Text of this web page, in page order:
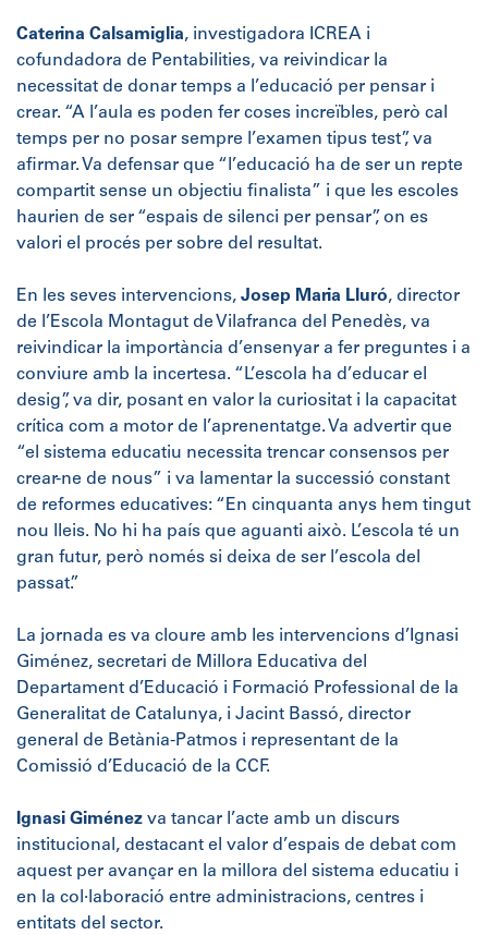
Caterina Calsamiglia, investigadora ICREA i
cofundadora de Pentabilities, va reivindicar la
necessitat de donar temps a l’educació per pensar i
crear. “A l’aula es poden fer coses increïbles, però cal
temps per no posar sempre l’examen tipus test”, va
afirmar. Va defensar que “l’educació ha de ser un repte
compartit sense un objectiu finalista” i que les escoles
haurien de ser “espais de silenci per pensar”, on es
valori el procés per sobre del resultat.
En les seves intervencions, Josep Maria Lluró, director
de l’Escola Montagut de Vilafranca del Penedès, va
reivindicar la importància d’ensenyar a fer preguntes i a
conviure amb la incertesa. “L’escola ha d’educar el
desig”, va dir, posant en valor la curiositat i la capacitat
crítica com a motor de l’aprenentatge. Va advertir que
“el sistema educatiu necessita trencar consensos per
crear-ne de nous” i va lamentar la successió constant
de reformes educatives: “En cinquanta anys hem tingut
nou lleis. No hi ha país que aguanti això. L’escola té un
gran futur, però només si deixa de ser l’escola del
passat.”
La jornada es va cloure amb les intervencions d’Ignasi
Giménez, secretari de Millora Educativa del
Departament d’Educació i Formació Professional de la
Generalitat de Catalunya, i Jacint Bassó, director
general de Betània-Patmos i representant de la
Comissió d’Educació de la CCF.
Ignasi Giménez va tancar l’acte amb un discurs
institucional, destacant el valor d’espais de debat com
aquest per avançar en la millora del sistema educatiu i
en la col·laboració entre administracions, centres i
entitats del sector.